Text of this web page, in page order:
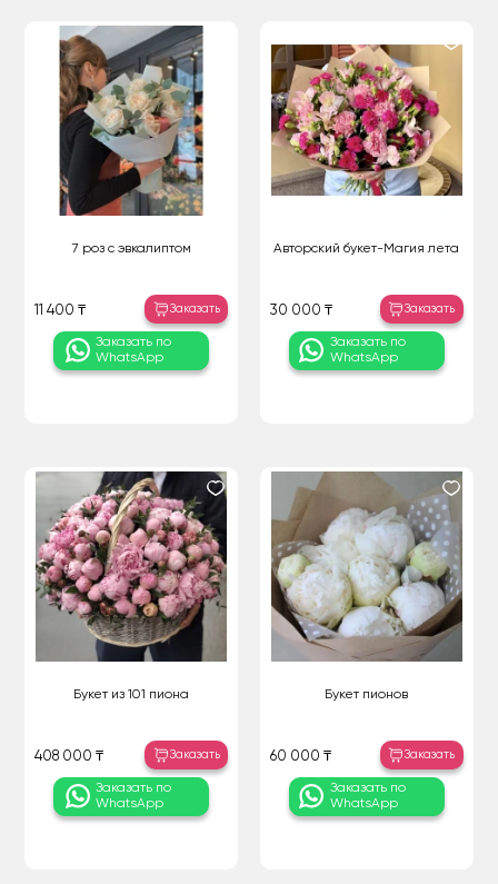
7 роз с эвкалиптом
11 400 ₸ Заказать
Заказать по
WhatsApp
Авторский букет-Магия лета
30 000 ₸ Заказать
Заказать по
WhatsApp
Букет из 101 пиона
408 000 ₸ Заказать
Заказать по
WhatsApp
Букет пионов
60 000 ₸ Заказать
Заказать по
WhatsApp